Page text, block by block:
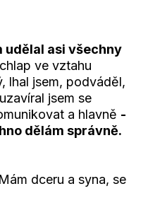
udělal asi všechny
ve vztahu
lhal jsem, podváděl,
jsem se
a hlavně -
dělám správně.
dceru a syna, se